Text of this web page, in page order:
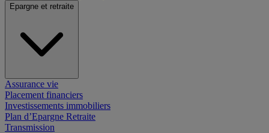
Epargne et retraite
Assurance vie
Placement financiers
Investissements immobiliers
Plan d’Epargne Retraite
Transmission